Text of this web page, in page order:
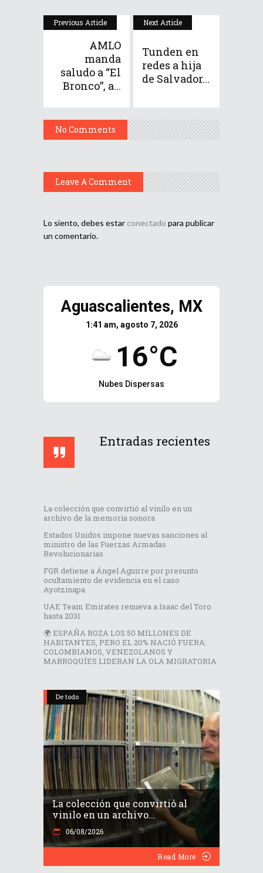
Previous Article
AMLO
manda
saludo a “El
Bronco”, a...
Next Article
Tunden en
redes a hija
de Salvador...
No Comments
Leave A Comment
Lo siento, debes estar conectado para publicar
un comentario.
Aguascalientes, MX
1:41 am, agosto 7, 2026
16°C
Nubes Dispersas
Entradas recientes
La colección que convirtió al vinilo en un
archivo de la memoria sonora
Estados Unidos impone nuevas sanciones al
ministro de las Fuerzas Armadas
Revolucionarias
FGR detiene a Ángel Aguirre por presunto
ocultamiento de evidencia en el caso
Ayotzinapa
UAE Team Emirates renueva a Isaac del Toro
hasta 2031
🌍 ESPAÑA ROZA LOS 50 MILLONES DE
HABITANTES, PERO EL 20% NACIÓ FUERA:
COLOMBIANOS, VENEZOLANOS Y
MARROQUÍES LIDERAN LA OLA MIGRATORIA
De todo
La colección que convirtió al
vinilo en un archivo...
06/08/2026
Read More